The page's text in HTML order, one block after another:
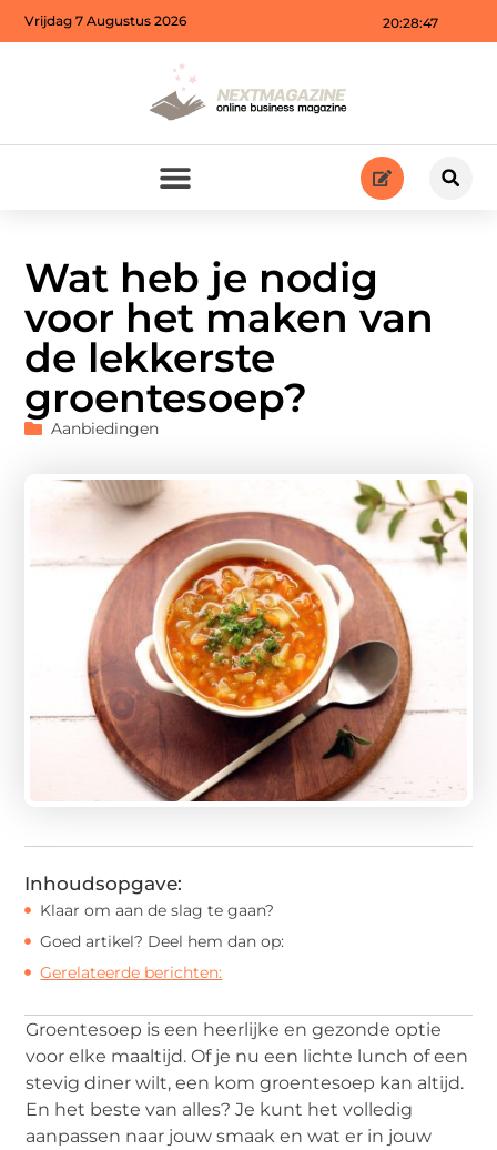
20:28:48
Vrijdag 7 Augustus 2026
Wat heb je nodig
voor het maken van
de lekkerste
groentesoep?
Aanbiedingen
Inhoudsopgave:
Klaar om aan de slag te gaan?
Goed artikel? Deel hem dan op:
Gerelateerde berichten:
Groentesoep is een heerlijke en gezonde optie
voor elke maaltijd. Of je nu een lichte lunch of een
stevig diner wilt, een kom groentesoep kan altijd.
En het beste van alles? Je kunt het volledig
aanpassen naar jouw smaak en wat er in jouw